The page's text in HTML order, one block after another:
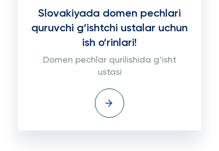
Slovakiyada domen pechlari
quruvchi g‘ishtchi ustalar uchun
ish o‘rinlari!
Domen pechlar qurilishida g‘isht
ustasi